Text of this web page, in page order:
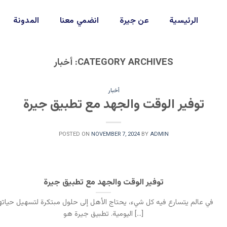
الرئيسية عن جيرة انضمي معنا المدونة
CATEGORY ARCHIVES: أخبار
أخبار
توفير الوقت والجهد مع تطبيق جيرة
POSTED ON NOVEMBER 7, 2024BYADMIN
توفير الوقت والجهد مع تطبيق جيرة
في عالم يتسارع فيه كل شيء، يحتاج الأهل إلى حلول مبتكرة لتسهيل
اليومية. تطبيق جيرة هو [...]